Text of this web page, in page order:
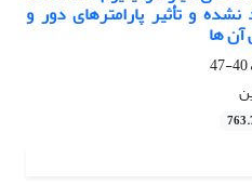
و تأثیر پارامترهای دور و
آن ها
40-47